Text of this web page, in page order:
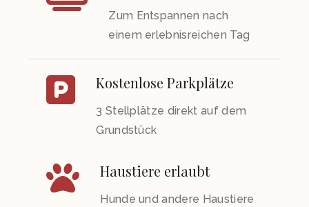
Zum Entspannen nach
einem erlebnisreichen Tag
Kostenlose Parkplätze
3 Stellplätze direkt auf dem
Grundstück
Haustiere erlaubt
Hunde und andere Haustiere